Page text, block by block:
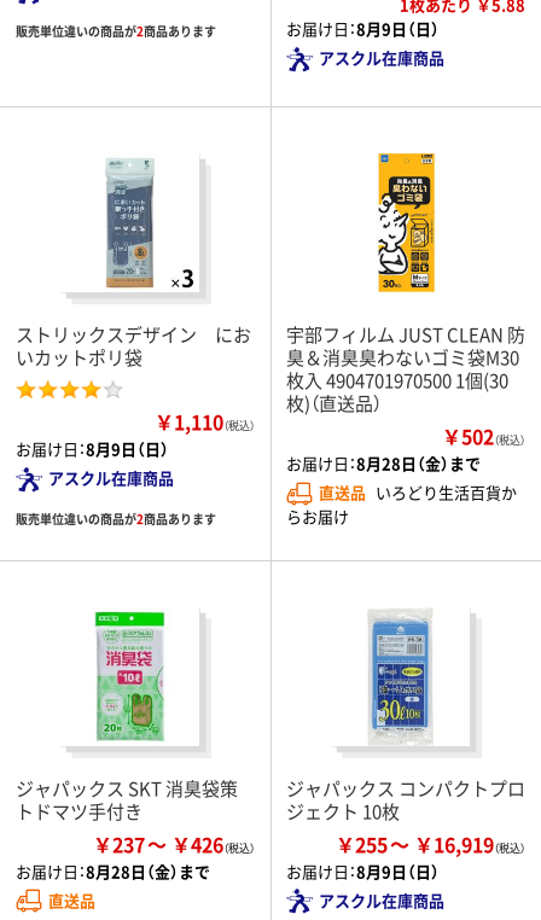
販売単位違いの商品が2商品あります
お届け日：8月9日（日）
アスクル在庫商品
ストリックスデザイン にお
いカットポリ袋
￥1,110（税込）
お届け日：8月9日（日）
アスクル在庫商品
販売単位違いの商品が2商品あります
宇部フィルム JUST CLEAN 防
臭＆消臭臭わないゴミ袋M30
枚入 4904701970500 1個(30
枚)（直送品）
￥502（税込）
お届け日：8月28日（金）まで
直送品 いろどり生活百貨か
らお届け
ジャパックス SKT 消臭袋策
トドマツ手付き
￥237 ￥426
お届け日：8月28日（金）まで
直送品
ジャパックス コンパクトプロ
ジェクト 10枚
￥255 ￥16,919
お届け日：8月9日（日）
アスクル在庫商品